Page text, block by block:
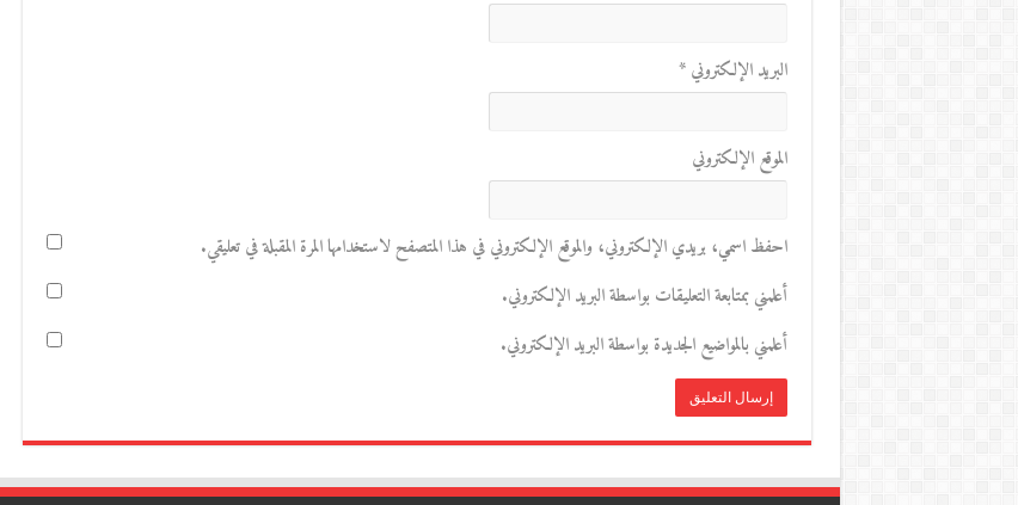
البريد الإلكتروني*
الموقع الإلكتروني
احفظ اسمي، بريدي الإلكتروني، والموقع الإلكتروني في هذا المتصفح لاستخدامها المرة المقبلة في تعليقي.
أعلمني بمتابعة التعليقات بواسطة البريد الإلكتروني.
أعلمني بالمواضيع الجديدة بواسطة البريد الإلكتروني.